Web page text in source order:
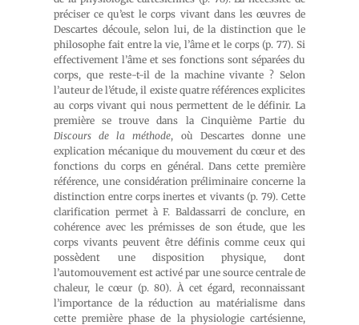
préciser ce qu’est le corps vivant dans les œuvres de
Descartes découle, selon lui, de la distinction que le
philosophe fait entre la vie, l’âme et le corps (p. 77). Si
effectivement l’âme et ses fonctions sont séparées du
corps, que reste-t-il de la machine vivante ? Selon
l’auteur de l’étude, il existe quatre références explicites
au corps vivant qui nous permettent de le définir. La
première se trouve dans la Cinquième Partie du
Discours de la méthode, où Descartes donne une
explication mécanique du mouvement du cœur et des
fonctions du corps en général. Dans cette première
référence, une considération préliminaire concerne la
distinction entre corps inertes et vivants (p. 79). Cette
clarification permet à F. Baldassarri de conclure, en
cohérence avec les prémisses de son étude, que les
corps vivants peuvent être définis comme ceux qui
possèdent une disposition physique, dont
l’automouvement est activé par une source centrale de
chaleur, le cœur (p. 80). À cet égard, reconnaissant
l’importance de la réduction au matérialisme dans
cette première phase de la physiologie cartésienne,